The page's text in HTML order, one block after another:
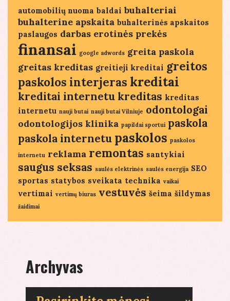
automobilių nuoma baldai buhalteriai
buhalterine apskaita buhalterinės apskaitos
paslaugos darbas erotinės prekės
finansai google adwords greita paskola
greitas kreditas greitieji kreditai greitos
paskolos interjeras kreditai
kreditai internetu kreditas kreditas
internetu nauji butai nauji butai Vilniuje odontologai
odontologijos klinika papildai sportui paskola
paskola internetu paskolos paskolos
internetu reklama remontas santykiai
saugus seksas saulės elektrinės saulės energija SEO
sportas statybos sveikata technika vaikai
vertimai vertimų biuras vestuvės šeima šildymas
žaidimai
Archyvas